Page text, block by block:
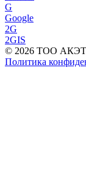
G
Google
2G
2GIS
© 2026 ТОО
Политика